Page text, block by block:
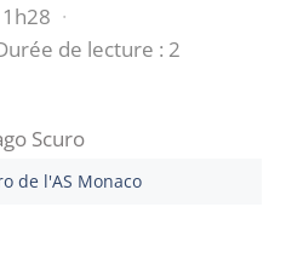
·
de lecture : 2
de l'AS Monaco